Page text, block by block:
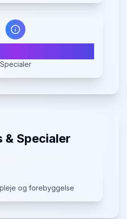
Specialer
& Specialer
og forebyggelse